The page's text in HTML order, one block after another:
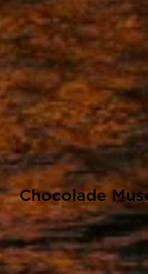
Chocolade